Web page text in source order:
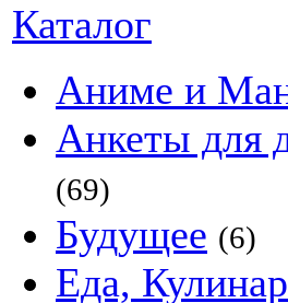
Каталог
Аниме и
Анкеты для
(69)
Будущее (6)
Еда,